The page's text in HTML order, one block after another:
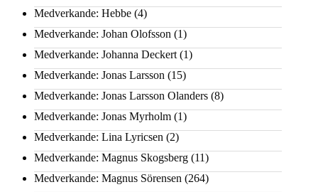
Medverkande: Hebbe (4)
Medverkande: Johan Olofsson (1)
Medverkande: Johanna Deckert (1)
Medverkande: Jonas Larsson (15)
Medverkande: Jonas Larsson Olanders (8)
Medverkande: Jonas Myrholm (1)
Medverkande: Lina Lyricsen (2)
Medverkande: Magnus Skogsberg (11)
Medverkande: Magnus Sörensen (264)